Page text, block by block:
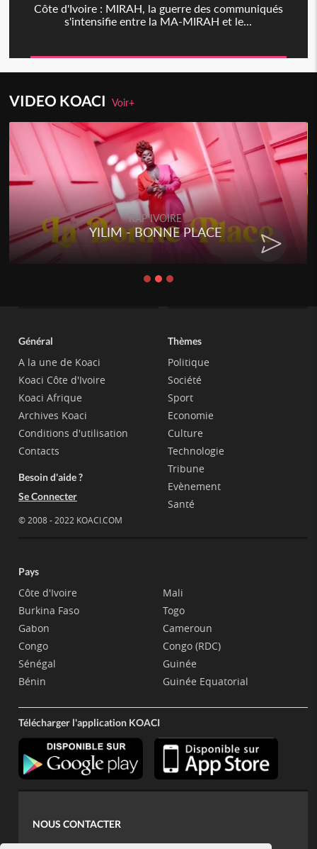
Côte d'Ivoire : MIRAH, la guerre des communiqués
s'intensifie entre la MA-MIRAH et le...
VIDEO KOACIVoir+
RAP IVOIRE
YILIM - BONNE PLACE
Général
A la une de Koaci
Koaci Côte d'Ivoire
Koaci Afrique
Archives Koaci
Conditions d'utilisation
Contacts
Besoin d'aide ?
Se Connecter
© 2008 - 2022 KOACI.COM
Thèmes
Politique
Société
Sport
Economie
Culture
Technologie
Tribune
Evènement
Santé
Pays
Côte d'Ivoire
Burkina Faso
Gabon
Congo
Sénégal
Bénin
Mali
Togo
Cameroun
Congo (RDC)
Guinée
Guinée Equatorial
Télécharger l'application KOACI
NOUS CONTACTER